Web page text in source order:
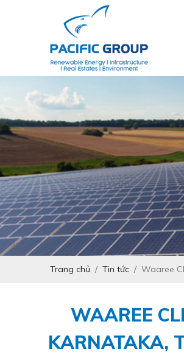
Trang chủ Tin tức Waaree
WAAREE
KARNATAKA,